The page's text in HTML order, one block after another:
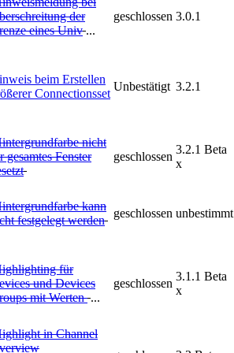
der
eines Univ ...
geschlossen 3.0.1
beim Erstellen
Connectionsset
Unbestätigt 3.2.1
nicht
gesamtes Fenster
geschlossen
3.2.1 Beta
x
kann
festgelegt werden
geschlossen unbestimmt
für
und Devices
mit Werten ...
geschlossen
3.1.1 Beta
x
in Channel